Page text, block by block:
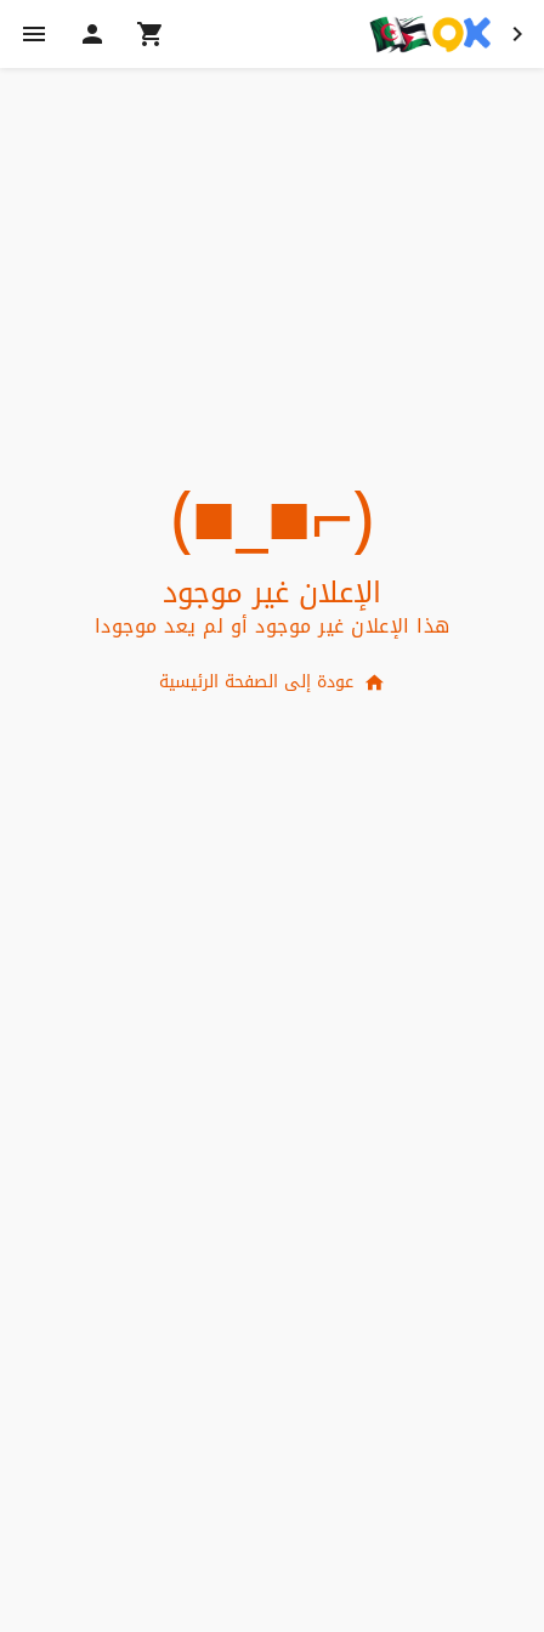
(⌐■_■)
الإعلان غير موجود
هذا الإعلان غير موجود أو لم يعد موجودا
عودة إلى الصفحة الرئيسية